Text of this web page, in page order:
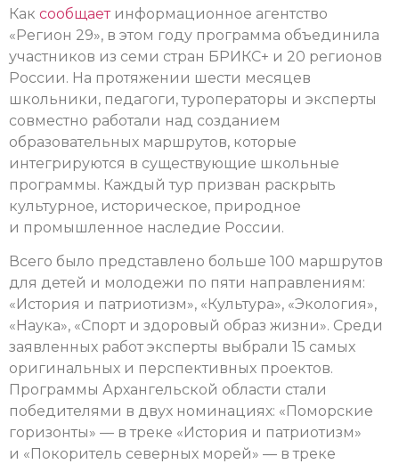
Как сообщаетинформационное агентство
«Регион 29», в этом году программа объединила
участников из семи стран БРИКС+ и 20 регионов
России. На протяжении шести месяцев
школьники, педагоги, туроператоры и эксперты
совместно работали над созданием
образовательных маршрутов, которые
интегрируются в существующие школьные
программы. Каждый тур призван раскрыть
культурное, историческое, природное
и промышленное наследие России.
Всего было представлено больше 100 маршрутов
для детей и молодежи по пяти направлениям:
«История и патриотизм», «Культура», «Экология»,
«Наука», «Спорт и здоровый образ жизни». Среди
заявленных работ эксперты выбрали 15 самых
оригинальных и перспективных проектов.
Программы Архангельской области стали
победителями в двух номинациях: «Поморские
горизонты» — в треке «История и патриотизм»
и «Покоритель северных морей» — в треке